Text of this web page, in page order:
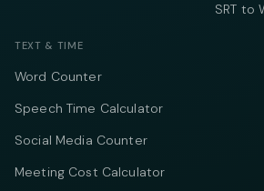
SRT to
TEXT & TIME
Word Counter
Speech Time Calculator
Social Media Counter
Meeting Cost Calculator